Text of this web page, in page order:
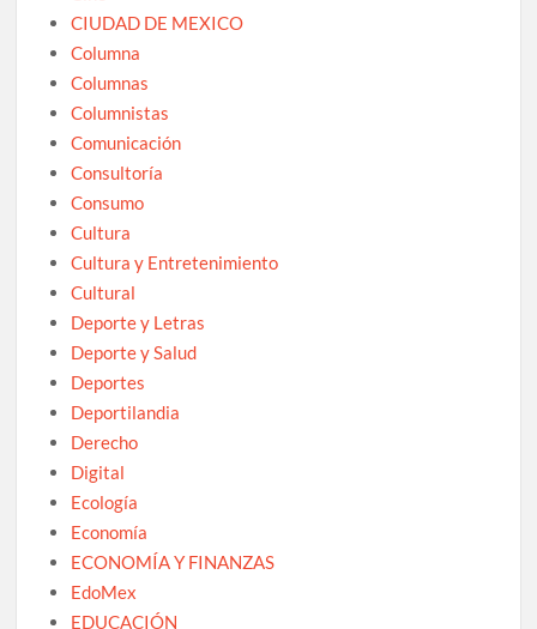
CIUDAD DE MEXICO
Columna
Columnas
Columnistas
Comunicación
Consultoría
Consumo
Cultura
Cultura y Entretenimiento
Cultural
Deporte y Letras
Deporte y Salud
Deportes
Deportilandia
Derecho
Digital
Ecología
Economía
ECONOMÍA Y FINANZAS
EdoMex
EDUCACIÓN